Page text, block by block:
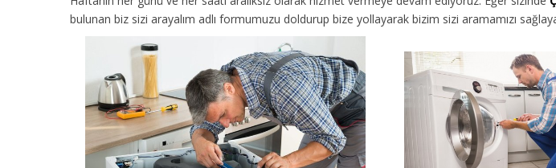
bulunan biz sizi arayalım adlı formumuzu doldurup bize yollayarak bizim sizi aramamızı